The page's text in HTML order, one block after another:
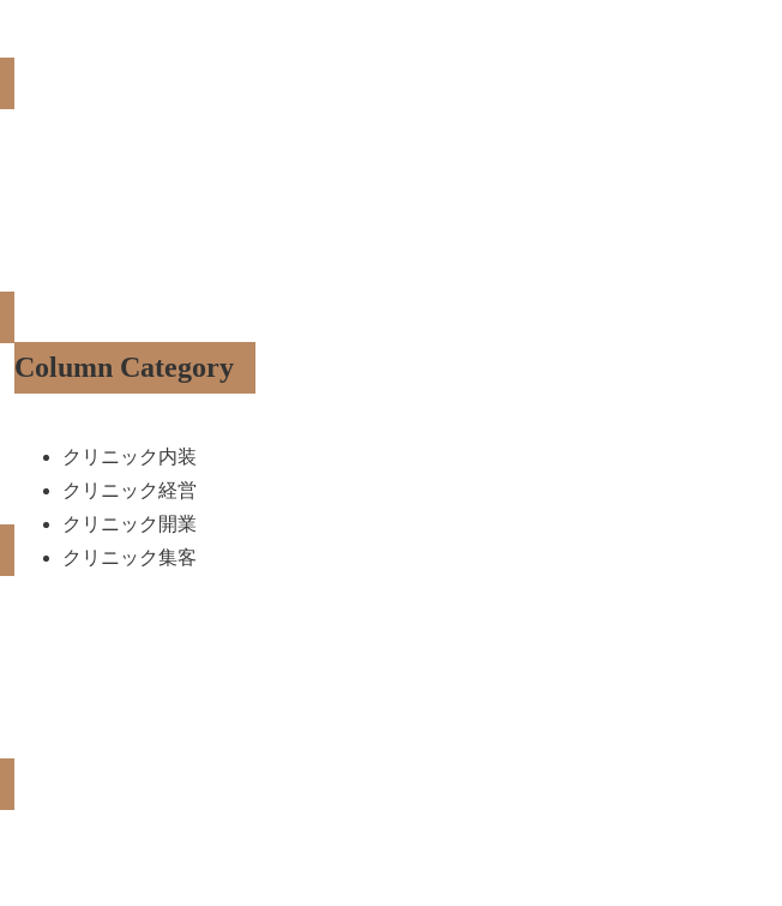
Column Category
クリニック内装
クリニック経営
クリニック開業
クリニック集客